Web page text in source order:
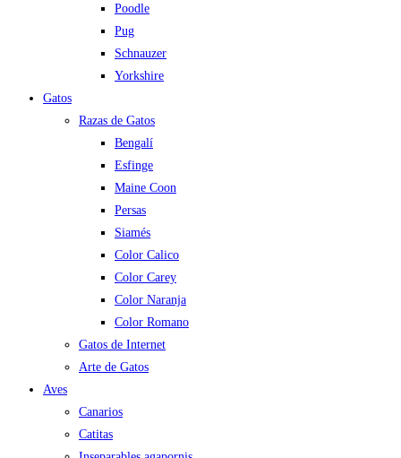
Poodle
Pug
Schnauzer
Yorkshire
Gatos
Razas de Gatos
Bengalí
Esfinge
Maine Coon
Persas
Siamés
Color Calico
Color Carey
Color Naranja
Color Romano
Gatos de Internet
Arte de Gatos
Aves
Canarios
Catitas